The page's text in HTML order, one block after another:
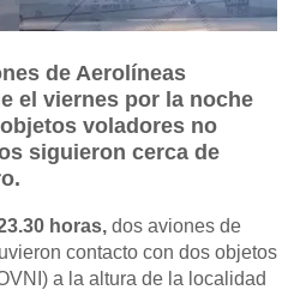
de Aerolíneas
el viernes por la noche
voladores no
siguieron cerca de
horas,dos aviones de
contacto con dos objetos
a la altura de la localidad